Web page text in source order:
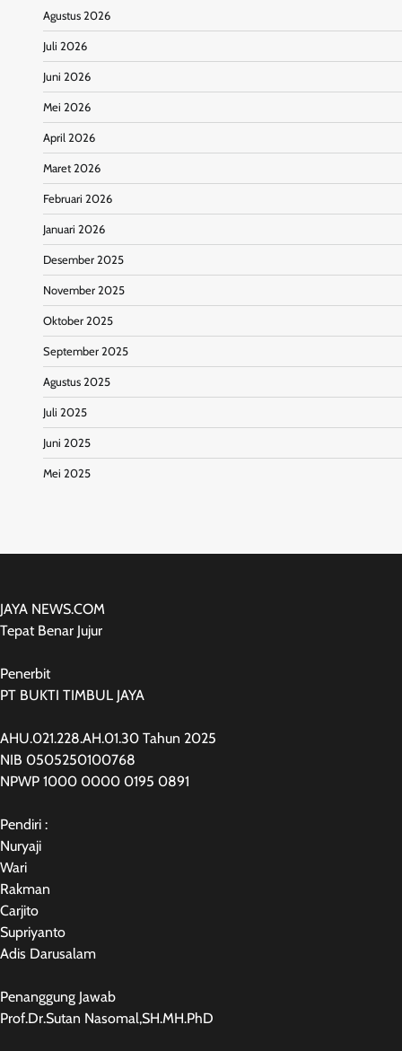
Agustus 2026
Juli 2026
Juni 2026
Mei 2026
April 2026
Maret 2026
Februari 2026
Januari 2026
Desember 2025
November 2025
Oktober 2025
September 2025
Agustus 2025
Juli 2025
Juni 2025
Mei 2025
JAYA NEWS.COM
Tepat Benar Jujur
Penerbit
PT BUKTI TIMBUL JAYA
AHU.021.228.AH.01.30 Tahun 2025
NIB 0505250100768
NPWP 1000 0000 0195 0891
Pendiri :
Nuryaji
Wari
Rakman
Carjito
Supriyanto
Adis Darusalam
Penanggung Jawab
Prof.Dr.Sutan Nasomal,SH.MH.PhD